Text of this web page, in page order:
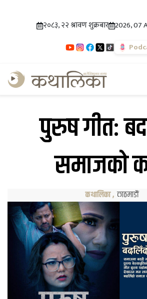
२०८३, २२ श्रावण शुक्रबार 2026, 07
पुरुष गीतः
समाजको
कथालिका, काठमाडौं